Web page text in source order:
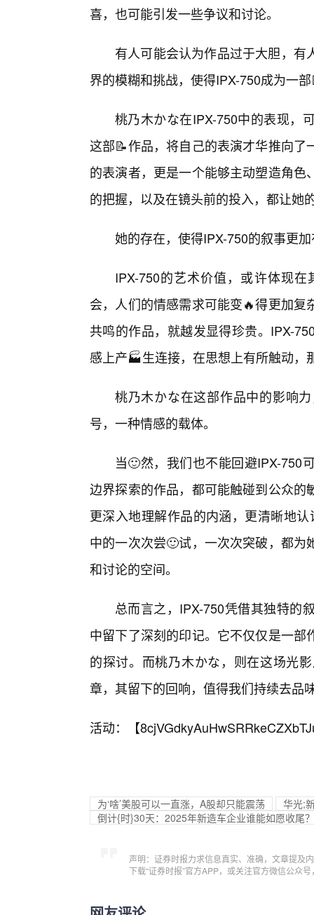
喜，也可能引发一些争议和讨论。
有人可能会认为作品过于大胆，
界的模糊和挑战，使得IPX-750成为一
桃乃木かな在IPX-750中的表现，
这部📝作品，将自己的表演才华推向
的表演者，更是一个能够主动塑造角
的把握，以及在镜头前的投入，都让她
她的存在，使得IPX-750的叙事更
IPX-750的艺术价值，或许体现
会，人们的情感需求可能变🔥得更加
共鸣的作品，就越发显得珍贵。IPX-
感上产🏭生连接，在思想上有所触动，
桃乃木かな在这部作品中的影响
号，一种情感的载体。
当🙂然，我们也不能回避IPX-750
边界探索的作品，都可能触碰到公众
更深入地理解作品的内涵，更清晰地
中的一次次尝🙂试，一次次突破，都
和讨论的空间。
总而言之，IPX-750凭借其独特的
中留下了深刻的印记。它不仅仅是一
的探讨。而桃乃木かな，则在这场光
章，其留下的回响，值得我们持续去品
活动：【
为‘啥’美股可以一直涨，A股却只能震荡
华光;
倒计{时}30天：2025年新造车企业谁能如愿收尾？
声明：证券时报力求信息真实、准确，文章提及
下载“证券时报”官方APP，或关注官方微信公众